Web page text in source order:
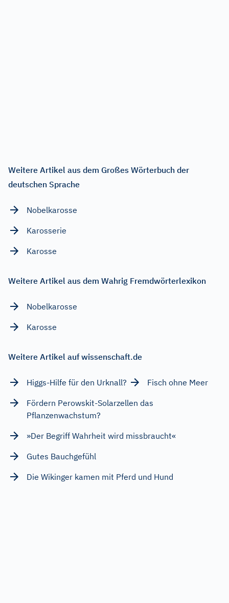
Weitere Artikel aus dem Großes Wörterbuch der
deutschen Sprache
Nobelkarosse
Karosserie
Karosse
Weitere Artikel aus dem Wahrig Fremdwörterlexikon
Nobelkarosse
Karosse
Weitere Artikel auf wissenschaft.de
Higgs-Hilfe für den Urknall?
Fisch ohne Meer
Fördern Perowskit-Solarzellen das
Pflanzenwachstum?
»Der Begriff Wahrheit wird missbraucht«
Gutes Bauchgefühl
Die Wikinger kamen mit Pferd und Hund